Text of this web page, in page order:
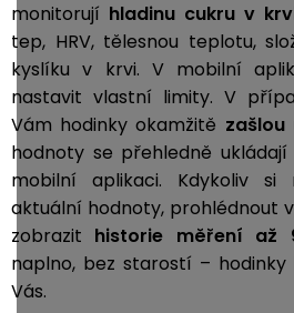
monitorují hladinu cukru v
tep, HRV, tělesnou teplotu,
kyslíku v krvi. V mobilní
nastavit vlastní limity. V
Vám hodinky okamžitě zašlou
hodnoty se přehledně
mobilní aplikaci. Kdykoliv si
aktuální hodnoty, prohlédnout
zobrazit historie měření až
naplno, bez starostí –
Vás.